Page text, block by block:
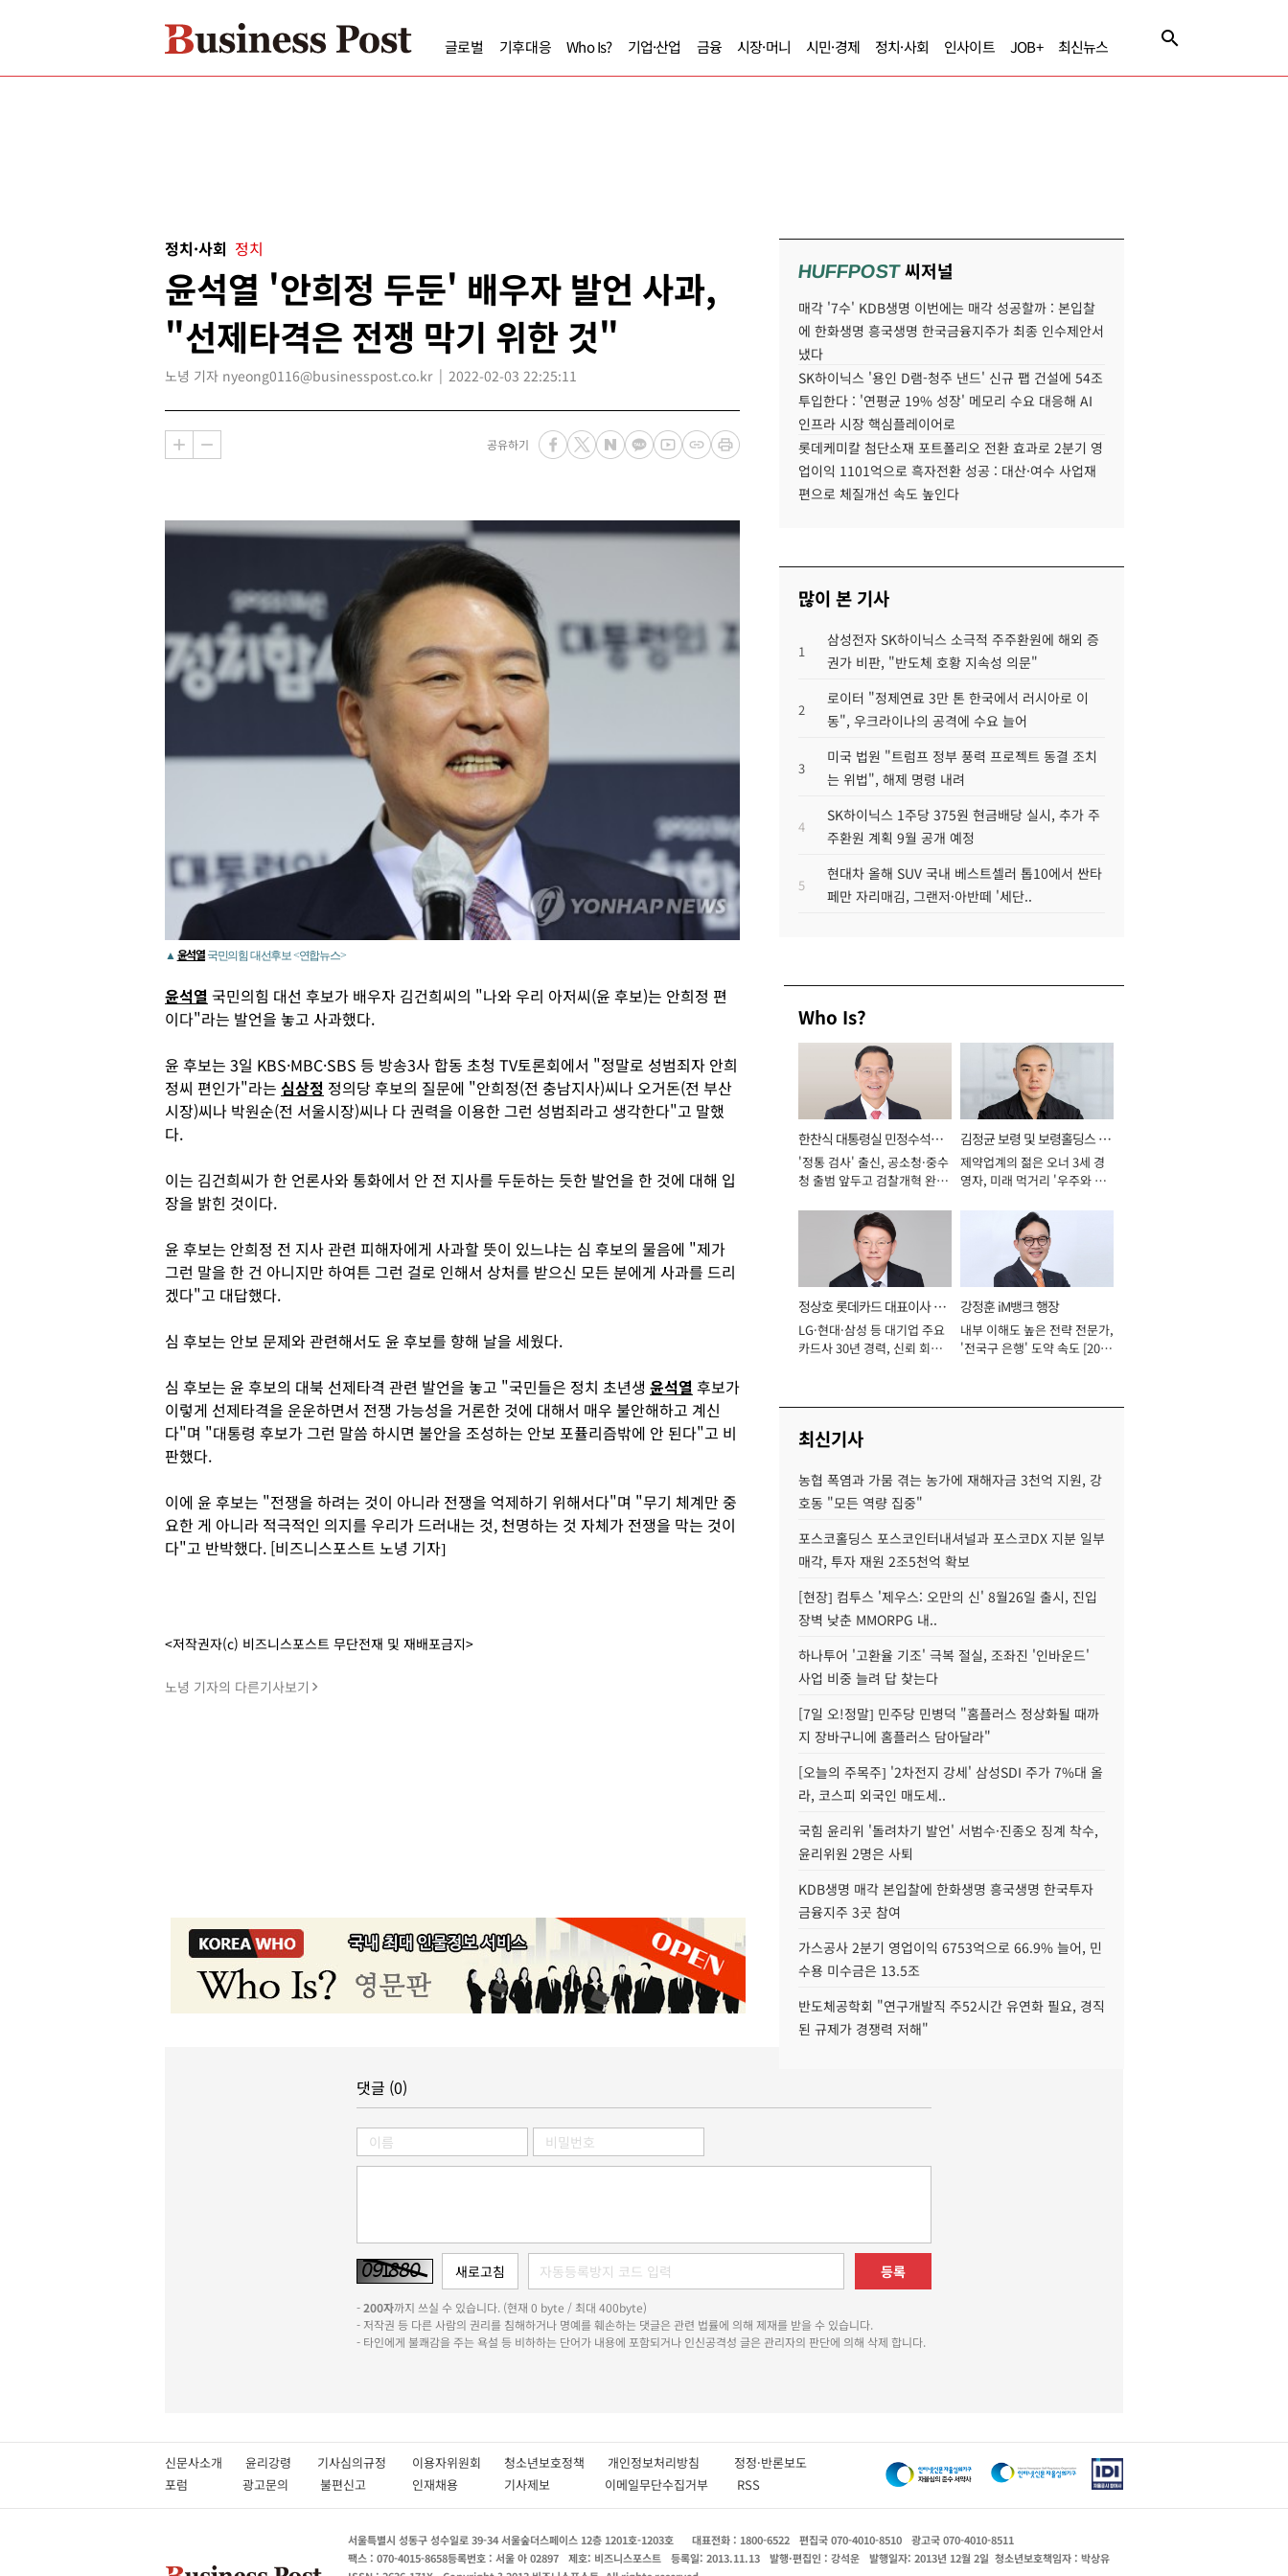
글로벌 기후대응 Who Is? 기업·산업 금융 시장·머니 시민·경제 정치·사회 인사이트 JOB+ 최신뉴스
정치·사회 정치
윤석열 '안희정 두둔' 배우자 발언 사과,
"선제타격은 전쟁 막기 위한 것"
노녕 기자 nyeong0116@businesspost.co.kr 2022-02-03 22:25:11
공유하기
▲ 윤석열 국민의힘 대선후보 <연합뉴스>
윤석열 국민의힘 대선 후보가 배우자 김건희씨의 "나와 우리 아저씨(윤 후보)는 안희정 편
이다"라는 발언을 놓고 사과했다.
윤 후보는 3일 KBS·MBC·SBS 등 방송3사 합동 초청 TV토론회에서 "정말로 성범죄자 안희
정씨 편인가"라는 심상정 정의당 후보의 질문에 "안희정(전 충남지사)씨나 오거돈(전 부산
시장)씨나 박원순(전 서울시장)씨나 다 권력을 이용한 그런 성범죄라고 생각한다"고 말했
다.
이는 김건희씨가 한 언론사와 통화에서 안 전 지사를 두둔하는 듯한 발언을 한 것에 대해 입
장을 밝힌 것이다.
윤 후보는 안희정 전 지사 관련 피해자에게 사과할 뜻이 있느냐는 심 후보의 물음에 "제가
그런 말을 한 건 아니지만 하여튼 그런 걸로 인해서 상처를 받으신 모든 분에게 사과를 드리
겠다"고 대답했다.
심 후보는 안보 문제와 관련해서도 윤 후보를 향해 날을 세웠다.
심 후보는 윤 후보의 대북 선제타격 관련 발언을 놓고 "국민들은 정치 초년생 윤석열 후보가
이렇게 선제타격을 운운하면서 전쟁 가능성을 거론한 것에 대해서 매우 불안해하고 계신
다"며 "대통령 후보가 그런 말씀 하시면 불안을 조성하는 안보 포퓰리즘밖에 안 된다"고 비
판했다.
이에 윤 후보는 "전쟁을 하려는 것이 아니라 전쟁을 억제하기 위해서다"며 "무기 체계만 중
요한 게 아니라 적극적인 의지를 우리가 드러내는 것, 천명하는 것 자체가 전쟁을 막는 것이
다"고 반박했다. [비즈니스포스트 노녕 기자]
<저작권자(c) 비즈니스포스트 무단전재 및 재배포금지>
노녕 기자의 다른기사보기
HUFFPOST씨저널
매각 '7수' KDB생명 이번에는 매각 성공할까 : 본입찰
에 한화생명 흥국생명 한국금융지주가 최종 인수제안서
냈다
SK하이닉스 '용인 D램-청주 낸드' 신규 팹 건설에 54조
투입한다 : '연평균 19% 성장' 메모리 수요 대응해 AI
인프라 시장 핵심플레이어로
롯데케미칼 첨단소재 포트폴리오 전환 효과로 2분기 영
업이익 1101억으로 흑자전환 성공 : 대산·여수 사업재
편으로 체질개선 속도 높인다
많이 본 기사
1
삼성전자 SK하이닉스 소극적 주주환원에 해외 증
권가 비판, "반도체 호황 지속성 의문"
2
로이터 "정제연료 3만 톤 한국에서 러시아로 이
동", 우크라이나의 공격에 수요 늘어
3
미국 법원 "트럼프 정부 풍력 프로젝트 동결 조치
는 위법", 해제 명령 내려
4
SK하이닉스 1주당 375원 현금배당 실시, 추가 주
주환원 계획 9월 공개 예정
5
현대차 올해 SUV 국내 베스트셀러 톱10에서 싼타
페만 자리매김, 그랜저·아반떼 '세단..
Who Is?
한찬식 대통령실 민정수석비
서관
'정통 검사' 출신, 공소청·중수
청 출범 앞두고 검찰개혁 완수
김정균 보령 및 보령홀딩스 대
표이사 사장
제약업계의 젊은 오너 3세 경
영자, 미래 먹거리 '우주와 헬
정상호 롯데카드 대표이사 사
장
LG·현대·삼성 등 대기업 주요
카드사 30년 경력, 신뢰 회복
강정훈 iM뱅크 행장
내부 이해도 높은 전략 전문가,
'전국구 은행' 도약 속도 [2026
최신기사
농협 폭염과 가뭄 겪는 농가에 재해자금 3천억 지원, 강
호동 "모든 역량 집중"
포스코홀딩스 포스코인터내셔널과 포스코DX 지분 일부
매각, 투자 재원 2조5천억 확보
[현장] 컴투스 '제우스: 오만의 신' 8월26일 출시, 진입
장벽 낮춘 MMORPG 내..
하나투어 '고환율 기조' 극복 절실, 조좌진 '인바운드'
사업 비중 늘려 답 찾는다
[7일 오!정말] 민주당 민병덕 "홈플러스 정상화될 때까
지 장바구니에 홈플러스 담아달라"
[오늘의 주목주] '2차전지 강세' 삼성SDI 주가 7%대 올
라, 코스피 외국인 매도세..
국힘 윤리위 '돌려차기 발언' 서범수·진종오 징계 착수,
윤리위원 2명은 사퇴
KDB생명 매각 본입찰에 한화생명 흥국생명 한국투자
금융지주 3곳 참여
가스공사 2분기 영업이익 6753억으로 66.9% 늘어, 민
수용 미수금은 13.5조
반도체공학회 "연구개발직 주52시간 유연화 필요, 경직
된 규제가 경쟁력 저해"
댓글 (0)
등록
-200자까지 쓰실 수 있습니다. (현재 0 byte / 최대 400byte)
- 저작권 등 다른 사람의 권리를 침해하거나 명예를 훼손하는 댓글은 관련 법률에 의해 제재를 받을 수 있습니다.
- 타인에게 불쾌감을 주는 욕설 등 비하하는 단어가 내용에 포함되거나 인신공격성 글은 관리자의 판단에 의해 삭제 합니다.
신문사소개 윤리강령 기사심의규정 이용자위원회 청소년보호정책 개인정보처리방침 정정·반론보도
포럼
광고문의 불편신고 인재채용 기사제보 이메일무단수집거부 RSS
서울특별시 성동구 성수일로 39-34 서울숲더스페이스 12층 1201호-1203호 대표전화 : 1800-6522 편집국 070-4010-8510
광고국 070-4010-8511
팩스 : 070-4015-8658등록번호 : 서울 아 02897 제호: 비즈니스포스트 등록일: 2013.11.13 발행·편집인 : 강석운 발행일자: 2013년 12월 2일 청소년보호책임자 : 박상유